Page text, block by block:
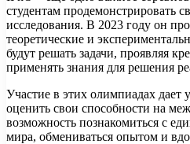
студентам продемонстрировать
исследования. В 2023 году он
теоретические и
будут решать задачи, проявляя
применять знания для решения
Участие в этих олимпиадах дает
оценить свои способности на
возможность познакомиться с
мира, обмениваться опытом и